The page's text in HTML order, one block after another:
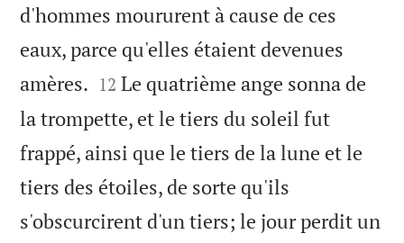
d'hommes moururent à cause de ces
eaux, parce qu'elles étaient devenues
amères. 

12 Le quatrième ange sonna de
la trompette, et le tiers du soleil fut
frappé, ainsi que le tiers de la lune et le
tiers des étoiles, de sorte qu'ils
s'obscurcirent d'un tiers; le jour perdit un